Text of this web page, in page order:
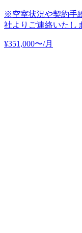
※空室状況や契約手
社よりご連絡いたし
¥351,000〜/月